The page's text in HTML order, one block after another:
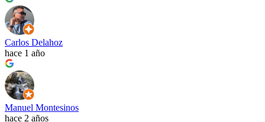
Carlos Delahoz
hace 1 año
Manuel Montesinos
hace 2 años